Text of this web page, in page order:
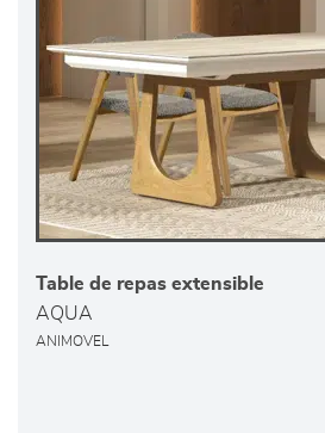
Table de repas extensible
AQUA
ANIMOVEL